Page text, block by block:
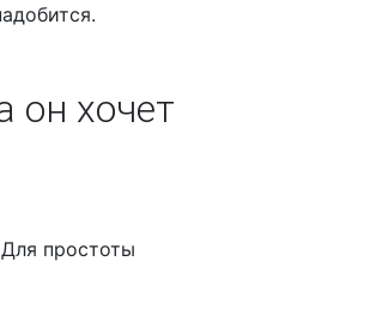
он хочет
простоты